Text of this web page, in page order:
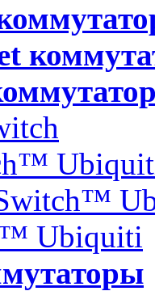
Ubiquiti